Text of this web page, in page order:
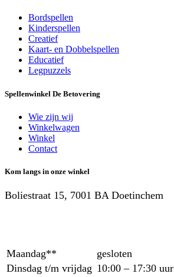
Bordspellen
Kinderspellen
Creatief
Kaart- en Dobbelspellen
Educatief
Legpuzzels
Spellenwinkel De Betover​ing
Wie zijn wij
Winkelwagen
Winkel
Contact
Kom langs in onze winkel
Boliestraat 15, 7001 BA Doetinchem
Maandag**
gesloten
Dinsdag t/m vrijdag 10:00 – 17:30 uur